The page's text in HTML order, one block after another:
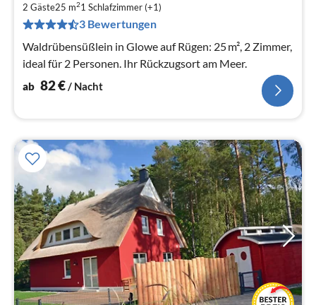
2 Gäste25 m21 Schlafzimmer (+1)
3 Bewertungen
Waldrübensüßlein in Glowe auf Rügen: 25 m², 2 Zimmer,
ideal für 2 Personen. Ihr Rückzugsort am Meer.
ab 82€ / Nacht